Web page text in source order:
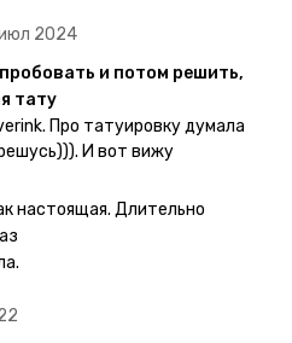
2024
и потом решить,
тату
Про татуировку думала
И вот вижу
Тату на любой вкус.
Выглядит как настоящая.
Обязательно закажу ещё.
настоящая. Длительно